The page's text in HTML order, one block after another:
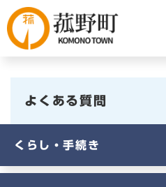
ー
ジ
す
よくある質問
くらし・手続き